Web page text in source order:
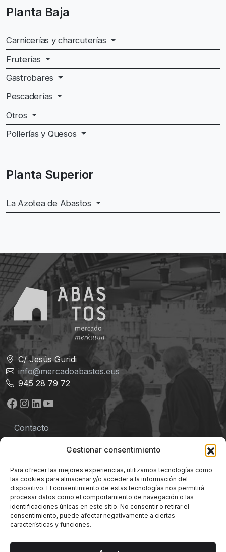
Gestionar consentimiento
Para ofrecer las mejores experiencias, utilizamos tecnologías como
las cookies para almacenar y/o acceder a la información del
dispositivo. El consentimiento de estas tecnologías nos permitirá
procesar datos como el comportamiento de navegación o las
identificaciones únicas en este sitio. No consentir o retirar el
consentimiento, puede afectar negativamente a ciertas
características y funciones.
Planta Baja
Carnicerías y charcuterías
Fruterías
Gastrobares
Pescaderías
Otros
Pollerías y Quesos
Planta Superior
La Azotea de Abastos
C/ Jesús Guridi
info@mercadoabastos.eus
945 28 79 72
Facebook
Instagram
LinkedIn
YouTube
Contacto
Política de privacidad
Términos y Condiciones
Política de cookies